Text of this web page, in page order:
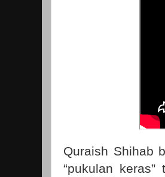
Quraish Shihab
“pukulan